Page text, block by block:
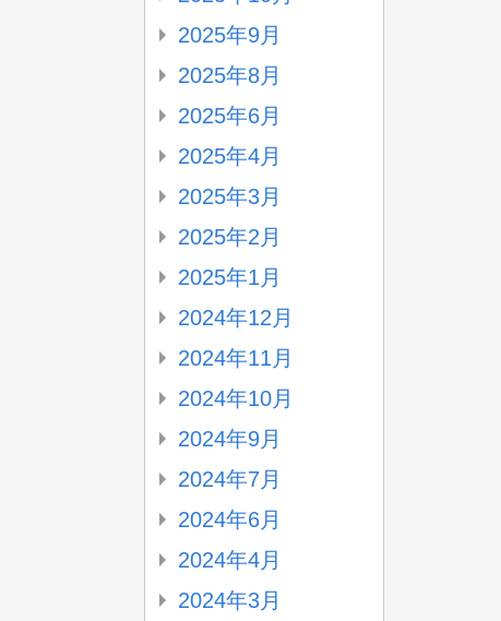
2025年9月
2025年8月
2025年6月
2025年4月
2025年3月
2025年2月
2025年1月
2024年12月
2024年11月
2024年10月
2024年9月
2024年7月
2024年6月
2024年4月
2024年3月